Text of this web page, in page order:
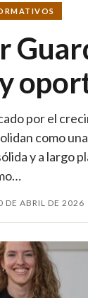
por el
como
y a largo
DE ABRIL DE 2026